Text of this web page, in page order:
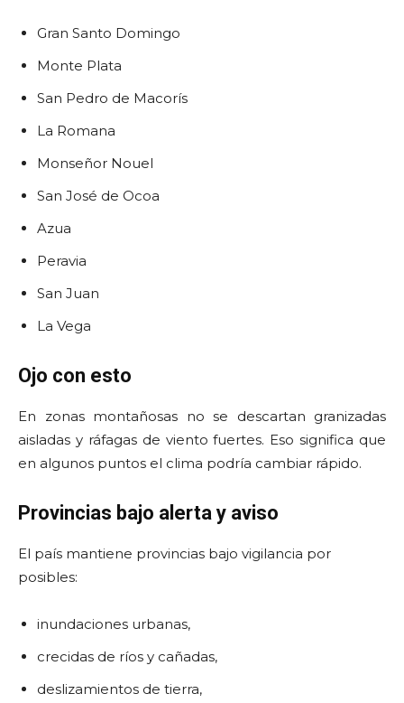
Gran Santo Domingo
Monte Plata
San Pedro de Macorís
La Romana
Monseñor Nouel
San José de Ocoa
Azua
Peravia
San Juan
La Vega
Ojo con esto
En zonas montañosas no se descartan granizadas
aisladas y ráfagas de viento fuertes. Eso significa que
en algunos puntos el clima podría cambiar rápido.
Provincias bajo alerta y aviso
El país mantiene provincias bajo vigilancia por
posibles:
inundaciones urbanas,
crecidas de ríos y cañadas,
deslizamientos de tierra,